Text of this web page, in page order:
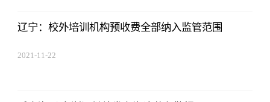
辽宁：校外培训机构预收费全部纳入监管范围
2021-11-22